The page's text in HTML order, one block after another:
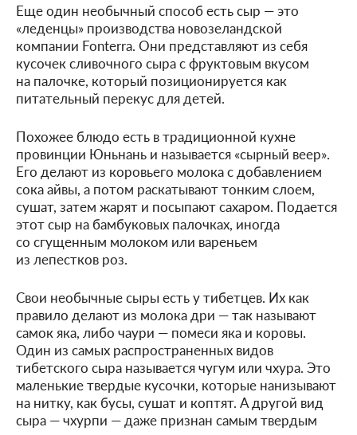
Еще один необычный способ есть сыр — это
«леденцы» производства новозеландской
компании Fonterra. Они представляют из себя
кусочек сливочного сыра с фруктовым вкусом
на палочке, который позиционируется как
питательный перекус для детей.
Похожее блюдо есть в традиционной кухне
провинции Юньнань и называется «сырный веер».
Его делают из коровьего молока с добавлением
сока айвы, а потом раскатывают тонким слоем,
сушат, затем жарят и посыпают сахаром. Подается
этот сыр на бамбуковых палочках, иногда
со сгущенным молоком или вареньем
из лепестков роз.
Свои необычные сыры есть у тибетцев. Их как
правило делают из молока дри — так называют
самок яка, либо чаури — помеси яка и коровы.
Один из самых распространенных видов
тибетского сыра называется чугум или чхура. Это
маленькие твердые кусочки, которые нанизывают
на нитку, как бусы, сушат и коптят. А другой вид
сыра — чхурпи — даже признан самым твердым